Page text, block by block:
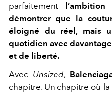
parfaitement
démontrer que la
éloigné du réel, mais
quotidien avec
et de liberté.
Avec Unsized,
chapitre. Un chapitre où